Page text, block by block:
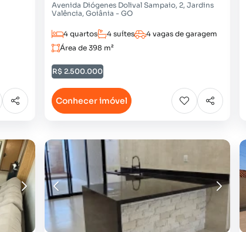
Avenida Diógenes Dolival Sampaio, 2, Jardins
Valência, Goiânia - GO
4 quartos 4 suítes
4 vagas de garagem
Área de 398 m²
R$ 2.500.000
Conhecer imóvel